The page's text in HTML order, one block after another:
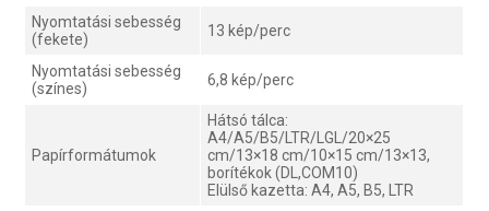
Nyomtatási sebesség
(fekete)
13 kép/perc
Nyomtatási sebesség
(színes)
6,8 kép/perc
Papírformátumok
Hátsó tálca:
A4/A5/B5/LTR/LGL/20×25
cm/13×18 cm/10×15 cm/13×13,
borítékok (DL,COM10)
Elülső kazetta: A4, A5, B5, LTR